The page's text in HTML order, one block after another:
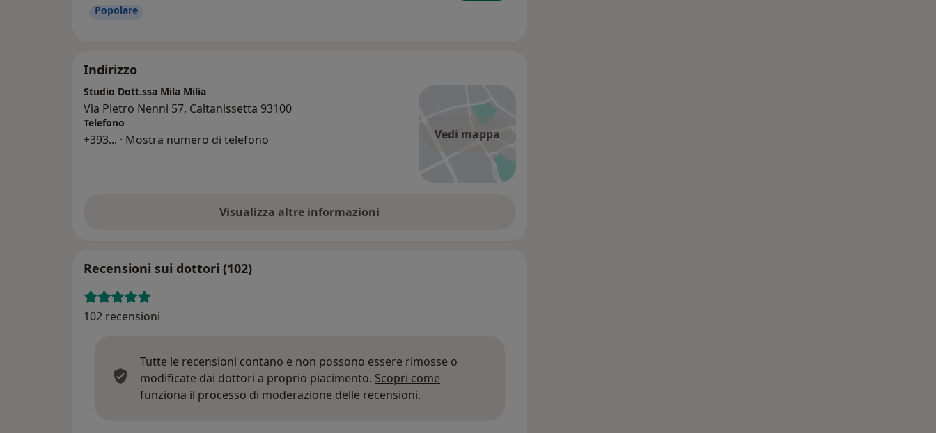
Popolare
Indirizzo
Vedi mappa
Studio Dott.ssa Mila Milia
Via Pietro Nenni 57, Caltanissetta 93100
Telefono
+393... · Mostra numero di telefono
Visualizza altre informazioni
Recensioni sui dottori (102)
102 recensioni
Tutte le recensioni contano e non possono essere rimosse o
modificate dai dottori a proprio piacimento. Scopri come
funziona il processo di moderazione delle recensioni.